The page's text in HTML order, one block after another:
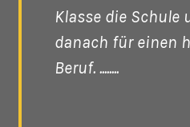
Klasse die Schule
danach für einen
Beruf. ........